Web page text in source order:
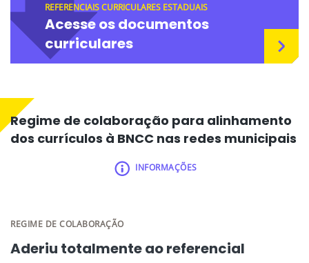
REFERENCIAIS CURRICULARES ESTADUAIS
Acesse os documentos
curriculares
Regime de colaboração para alinhamento
dos currículos à BNCC nas redes municipais
INFORMAÇÕES
REGIME DE COLABORAÇÃO
Aderiu totalmente ao referencial